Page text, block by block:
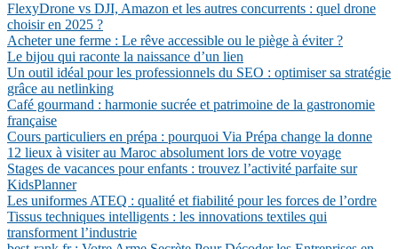
FlexyDrone vs DJI, Amazon et les autres concurrents : quel drone
choisir en 2025 ?
Acheter une ferme : Le rêve accessible ou le piège à éviter ?
Le bijou qui raconte la naissance d’un lien
Un outil idéal pour les professionnels du SEO : optimiser sa stratégie
grâce au netlinking
Café gourmand : harmonie sucrée et patrimoine de la gastronomie
française
Cours particuliers en prépa : pourquoi Via Prépa change la donne
12 lieux à visiter au Maroc absolument lors de votre voyage
Stages de vacances pour enfants : trouvez l’activité parfaite sur
KidsPlanner
Les uniformes ATEQ : qualité et fiabilité pour les forces de l’ordre
Tissus techniques intelligents : les innovations textiles qui
transforment l’industrie